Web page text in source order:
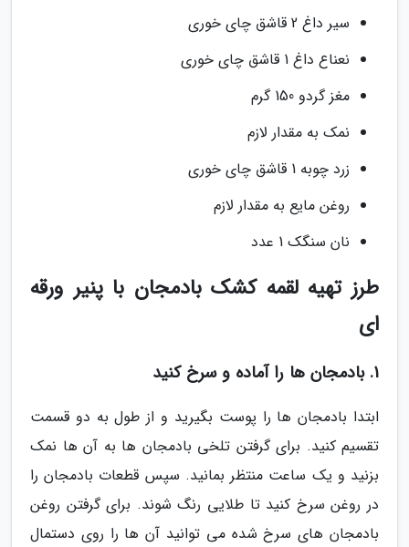
سیر داغ 2 قاشق چای خوری
نعناع داغ 1 قاشق چای خوری
مغز گردو 150 گرم
نمک به مقدار لازم
زرد چوبه 1 قاشق چای خوری
روغن مایع به مقدار لازم
نان سنگک 1 عدد
طرز تهیه لقمه کشک بادمجان با پنیر ورقه
ای
1. بادمجان ها را آماده و سرخ کنید
ابتدا بادمجان ها را پوست بگیرید و از طول به دو قسمت
تقسیم کنید. برای گرفتن تلخی بادمجان ها به آن ها نمک
بزنید و یک ساعت منتظر بمانید. سپس قطعات بادمجان را
در روغن سرخ کنید تا طلایی رنگ شوند. برای گرفتن روغن
بادمجان های سرخ شده می توانید آن ها را روی دستمال